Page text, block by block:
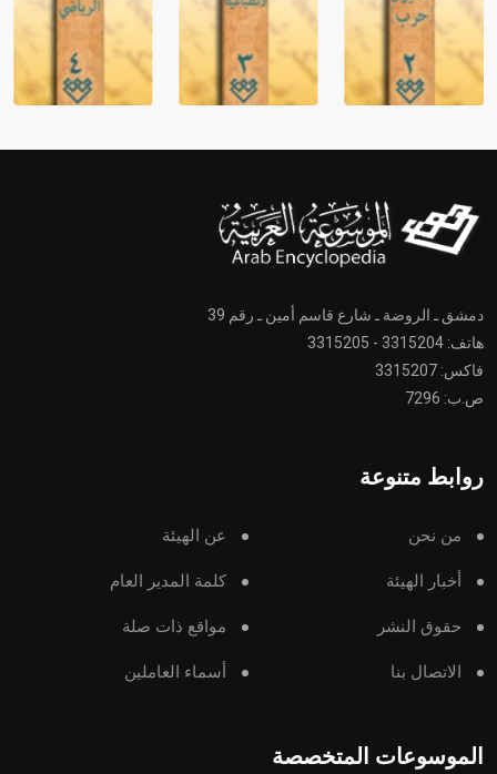
دمشق ـ الروضة ـ شارع قاسم أمين ـ رقم 39
هاتف: 3315204 - 3315205
فاكس: 3315207
ص.ب: 7296
روابط متنوعة
من نحن عن الهيئة
أخبار الهيئة كلمة المدير العام
حقوق النشر مواقع ذات صلة
الاتصال بنا أسماء العاملين
الموسوعات المتخصصة